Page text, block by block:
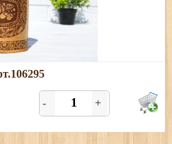
высота (с хватком) - 20 см,
- 1 л.
- +